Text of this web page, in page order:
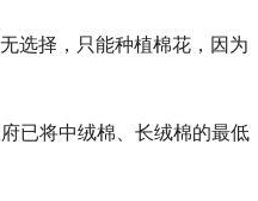
选择，只能种植棉花，因为
已将中绒棉、长绒棉的最低